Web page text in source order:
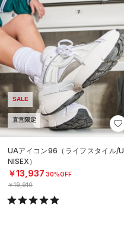
SALE
直営限定
UAアイコン96（ライフスタイル/U
NISEX）
￥13,937 30%OFF
￥19,910